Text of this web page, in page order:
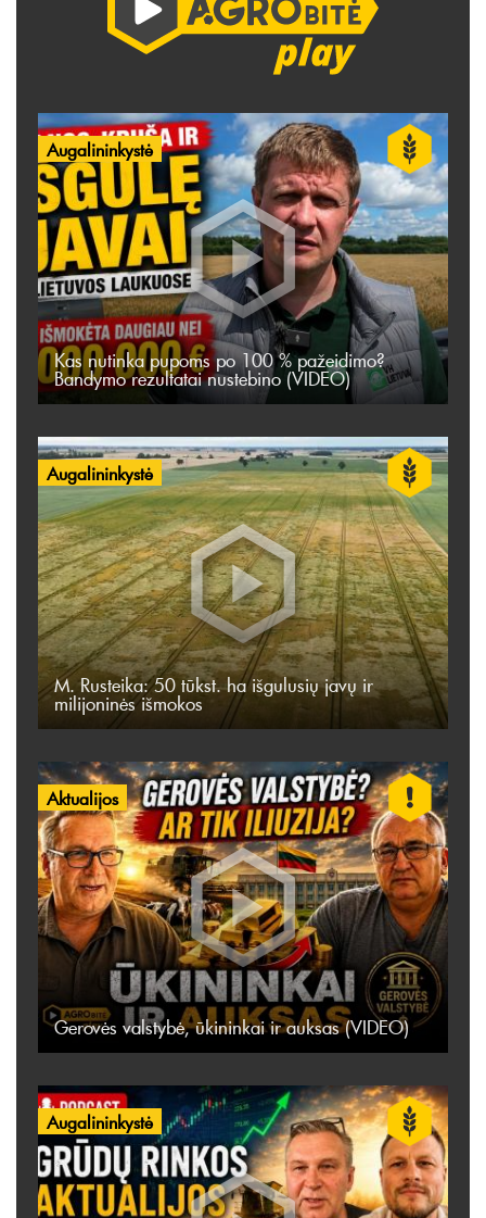
Augalininkystė
Kas nutinka pupoms po 100 % pažeidimo?
Bandymo rezultatai nustebino (VIDEO)
Augalininkystė
M. Rusteika: 50 tūkst. ha išgulusių javų ir
milijoninės išmokos
Aktualijos
Gerovės valstybė, ūkininkai ir auksas (VIDEO)
Augalininkystė